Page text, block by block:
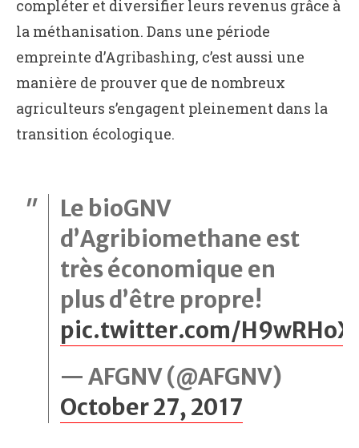
compléter et diversifier leurs revenus grâce à
la méthanisation. Dans une période
empreinte d’Agribashing, c’est aussi une
manière de prouver que de nombreux
agriculteurs s’engagent pleinement dans la
transition écologique.
Le bioGNV
d’Agribiomethane est
très économique en
plus d’être propre!
pic.twitter.com/
— AFGNV (@AFGNV)
October 27, 2017